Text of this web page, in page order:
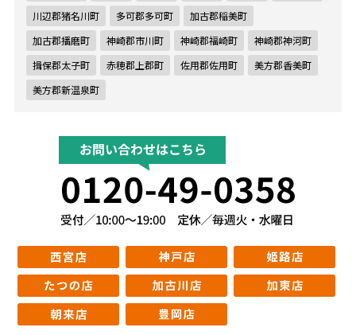
川辺郡猪名川町
多可郡多可町
加古郡稲美町
加古郡播磨町
神崎郡市川町 神崎郡福崎町
神崎郡神河町
揖保郡太子町
赤穂郡上郡町 佐用郡佐用町
美方郡香美町
美方郡新温泉町